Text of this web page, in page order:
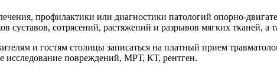
профилактики или диагностики патологий опорно-
суставов, сотрясений, растяжений и разрывов мягких тканей, а
и гостям столицы записаться на платный прием
исследование повреждений, МРТ, КТ, рентген.